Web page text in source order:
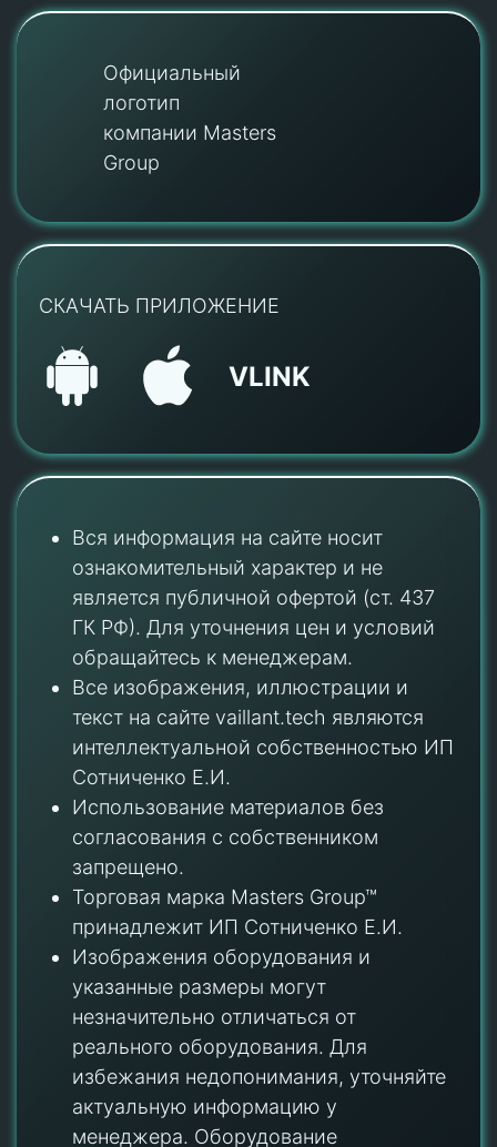
Официальный
логотип
компании Masters
Group
СКАЧАТЬ ПРИЛОЖЕНИЕ
VLINK
Вся информация на сайте носит
ознакомительный характер и не
является публичной офертой (ст. 437
ГК РФ). Для уточнения цен и условий
обращайтесь к менеджерам.
Все изображения, иллюстрации и
текст на сайте vaillant.tech являются
интеллектуальной собственностью ИП
Сотниченко Е.И.
Использование материалов без
согласования с собственником
запрещено.
Торговая марка Masters Group™
принадлежит ИП Сотниченко Е.И.
Изображения оборудования и
указанные размеры могут
незначительно отличаться от
реального оборудования. Для
избежания недопонимания, уточняйте
актуальную информацию у
менеджера. Оборудование